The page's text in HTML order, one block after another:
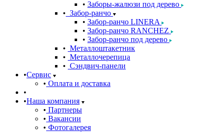
Заборы-жалюзи под дерево
Забор-ранчо
Забор-ранчо LINERA
Забор-ранчо RANCHEZ
Забор-ранчо под дерево
Металлоштакетник
Металлочерепица
Сэндвич-панели
Сервис
Оплата и доставка
Наша компания
Партнеры
Вакансии
Фотогалерея